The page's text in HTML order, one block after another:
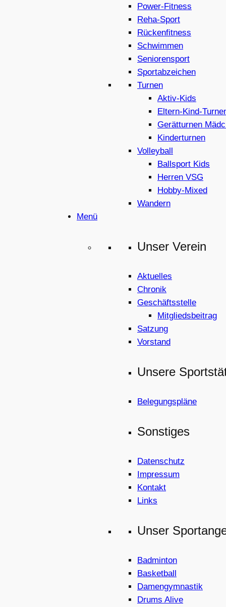
Power-Fitness
Reha-Sport
Rückenfitness
Schwimmen
Seniorensport
Sportabzeichen
Turnen
Aktiv-Kids
Eltern-Kind-
Gerätturnen
Kinderturnen
Volleyball
Ballsport Kids
Herren VSG
Hobby-Mixed
Wandern
Menü
Unser Verein
Aktuelles
Chronik
Geschäftsstelle
Mitgliedsbeitrag
Satzung
Vorstand
Unsere
Belegungspläne
Sonstiges
Datenschutz
Impressum
Kontakt
Links
Unser
Badminton
Basketball
Damengymnastik
Drums Alive